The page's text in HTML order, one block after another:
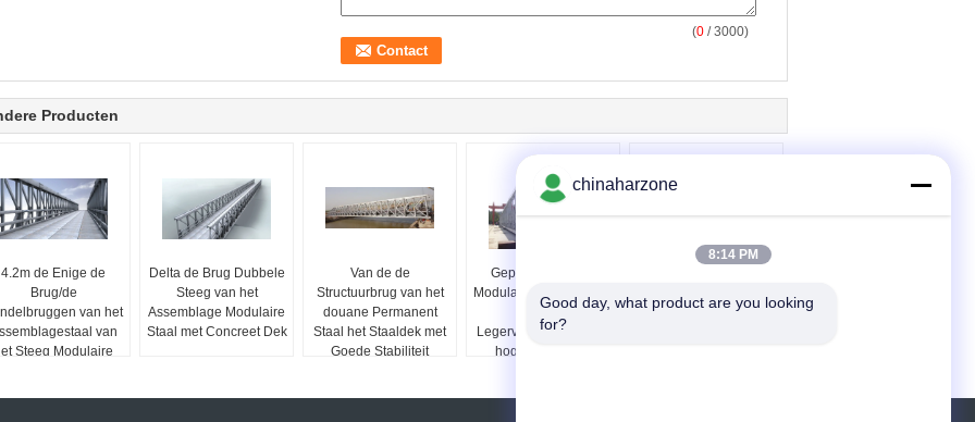
(0 / 3000)
Producten
4.2m de Enige de
Brug/de
van het
van
Steeg Modulaire
Delta de Brug Dubbele
Steeg van het
Assemblage Modulaire
Staal met Concreet Dek
Van de de
Structuurbrug van het
douane Permanent
Staal het Staaldek met
Goede Stabiliteit
Geprefabriceerde
Modulaire Staalbrug/de
Brug van
Legervestingmuur Met
hoge weerstand
Stijfheid van het
chinaharzone
8:14 PM
Good day, what product are you looking
for?